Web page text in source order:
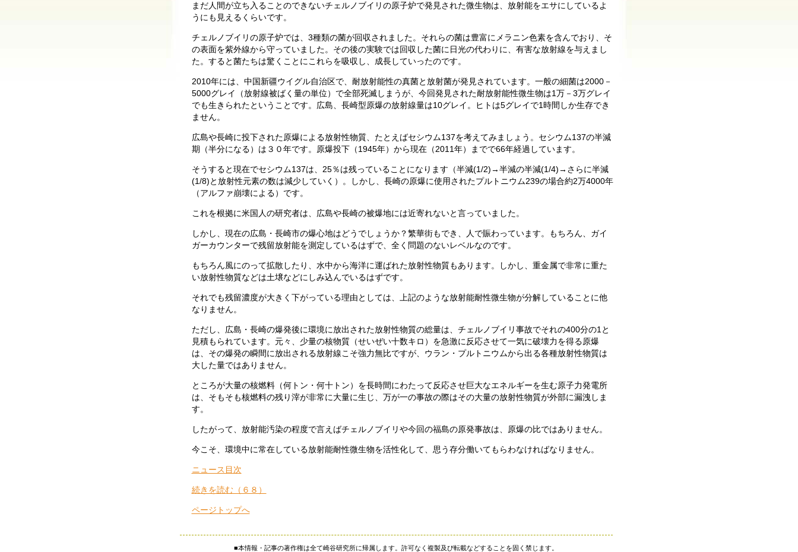
まだ人間が立ち入ることのできないチェルノブイリの原子炉で発見された微生物は、放射能をエサにしているよ
うにも見えるくらいです。
チェルノブイリの原子炉では、3種類の菌が回収されました。それらの菌は豊富にメラニン色素を含んでおり、そ
の表面を紫外線から守っていました。その後の実験では回収した菌に日光の代わりに、有害な放射線を与えまし
た。すると菌たちは驚くことにこれらを吸収し、成長していったのです。
2010年には、中国新疆ウイグル自治区で、耐放射能性の真菌と放射菌が発見されています。一般の細菌は2000－
5000グレイ（放射線被ばく量の単位）で全部死滅しまうが、今回発見された耐放射能性微生物は1万－3万グレイ
でも生きられたということです。広島、長崎型原爆の放射線量は10グレイ。ヒトは5グレイで1時間しか生存でき
ません。
広島や長崎に投下された原爆による放射性物質、たとえばセシウム137を考えてみましょう。セシウム137の半減
期（半分になる）は３０年です。原爆投下（1945年）から現在（2011年）までで66年経過しています。
そうすると現在でセシウム137は、25％は残っていることになります（半減(1/2)→半減の半減(1/4)→さらに半減
(1/8)と放射性元素の数は減少していく）。しかし、長崎の原爆に使用されたプルトニウム239の場合約2万4000年
（アルファ崩壊による）です。
これを根拠に米国人の研究者は、広島や長崎の被爆地には近寄れないと言っていました。
しかし、現在の広島・長崎市の爆心地はどうでしょうか？繁華街もでき、人で賑わっています。もちろん、ガイ
ガーカウンターで残留放射能を測定しているはずで、全く問題のないレベルなのです。
もちろん風にのって拡散したり、水中から海洋に運ばれた放射性物質もあります。しかし、重金属で非常に重た
い放射性物質などは土壌などにしみ込んでいるはずです。
それでも残留濃度が大きく下がっている理由としては、上記のような放射能耐性微生物が分解していることに他
なりません。
ただし、広島・長崎の爆発後に環境に放出された放射性物質の総量は、チェルノブイリ事故でそれの400分の1と
見積もられています。元々、少量の核物質（せいぜい十数キロ）を急激に反応させて一気に破壊力を得る原爆
は、その爆発の瞬間に放出される放射線こそ強力無比ですが、ウラン・プルトニウムから出る各種放射性物質は
大した量ではありません。
ところが大量の核燃料（何トン・何十トン）を長時間にわたって反応させ巨大なエネルギーを生む原子力発電所
は、そもそも核燃料の残り滓が非常に大量に生じ、万が一の事故の際はその大量の放射性物質が外部に漏洩しま
す。
したがって、放射能汚染の程度で言えばチェルノブイリや今回の福島の原発事故は、原爆の比ではありません。
今こそ、環境中に常在している放射能耐性微生物を活性化して、思う存分働いてもらわなければなりません。
ニュース目次
続きを読む（６８）
ページトップへ
■本情報・記事の著作権は全て崎谷研究所に帰属します。許可なく複製及び転載などすることを固く禁じます。